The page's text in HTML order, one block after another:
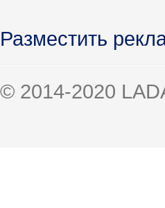
Разместить
© 2014-2020